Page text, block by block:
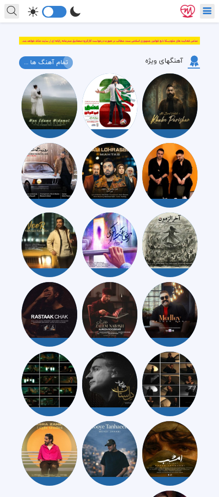
آهنگهای ویژه تمام آهنگ ها ...